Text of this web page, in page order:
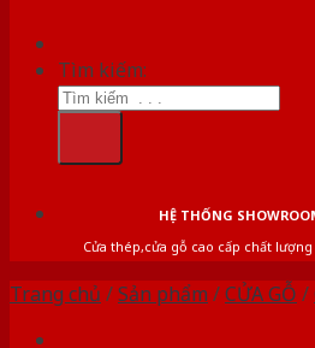
Tìm kiếm:
HỆ THỐNG
Cửa thép,cửa gỗ cao cấp chất
Trang chủ /Sản phẩm /CỬA GỖ /